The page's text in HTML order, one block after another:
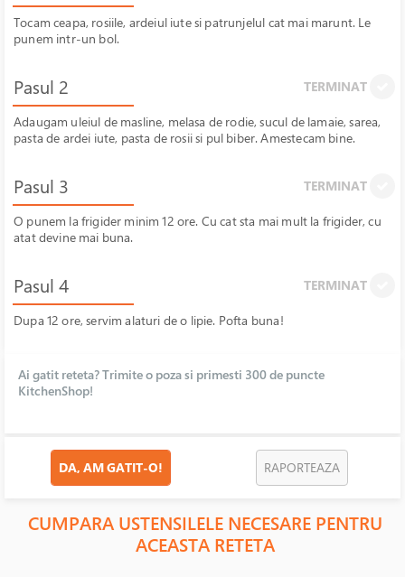
Tocam ceapa, rosiile, ardeiul iute si patrunjelul cat mai marunt. Le
punem intr-un bol.
Pasul 2 TERMINAT
Adaugam uleiul de masline, melasa de rodie, sucul de lamaie, sarea,
pasta de ardei iute, pasta de rosii si pul biber. Amestecam bine.
Pasul 3 TERMINAT
O punem la frigider minim 12 ore. Cu cat sta mai mult la frigider, cu
atat devine mai buna.
Pasul 4 TERMINAT
Dupa 12 ore, servim alaturi de o lipie. Pofta buna!
Ai gatit reteta? Trimite o poza si primesti 300 de puncte
KitchenShop!
DA, AM GATIT-O! RAPORTEAZA
CUMPARA USTENSILELE NECESARE PENTRU
ACEASTA RETETA